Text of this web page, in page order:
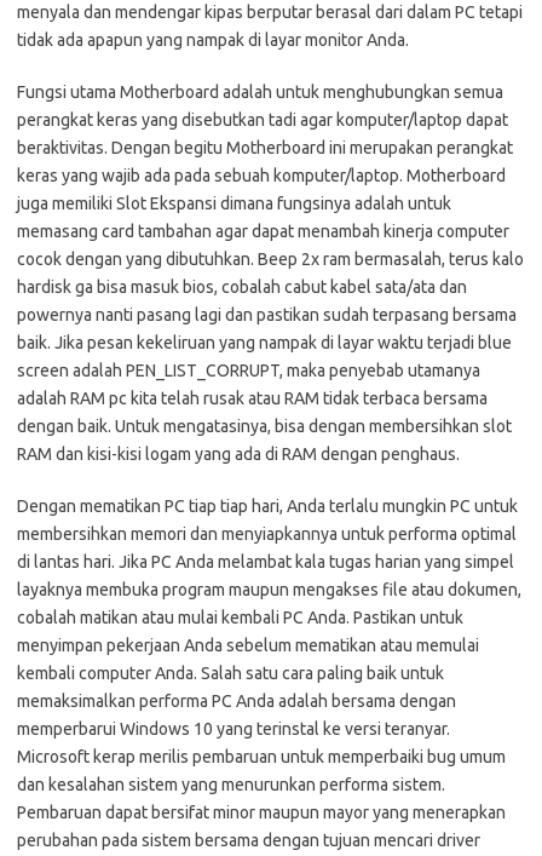
menyala dan mendengar kipas berputar berasal dari dalam PC tetapi
tidak ada apapun yang nampak di layar monitor Anda.
Fungsi utama Motherboard adalah untuk menghubungkan semua
perangkat keras yang disebutkan tadi agar komputer/laptop dapat
beraktivitas. Dengan begitu Motherboard ini merupakan perangkat
keras yang wajib ada pada sebuah komputer/laptop. Motherboard
juga memiliki Slot Ekspansi dimana fungsinya adalah untuk
memasang card tambahan agar dapat menambah kinerja computer
cocok dengan yang dibutuhkan. Beep 2x ram bermasalah, terus kalo
hardisk ga bisa masuk bios, cobalah cabut kabel sata/ata dan
powernya nanti pasang lagi dan pastikan sudah terpasang bersama
baik. Jika pesan kekeliruan yang nampak di layar waktu terjadi blue
screen adalah PEN_LIST_CORRUPT, maka penyebab utamanya
adalah RAM pc kita telah rusak atau RAM tidak terbaca bersama
dengan baik. Untuk mengatasinya, bisa dengan membersihkan slot
RAM dan kisi-kisi logam yang ada di RAM dengan penghaus.
Dengan mematikan PC tiap tiap hari, Anda terlalu mungkin PC untuk
membersihkan memori dan menyiapkannya untuk performa optimal
di lantas hari. Jika PC Anda melambat kala tugas harian yang simpel
layaknya membuka program maupun mengakses file atau dokumen,
cobalah matikan atau mulai kembali PC Anda. Pastikan untuk
menyimpan pekerjaan Anda sebelum mematikan atau memulai
kembali computer Anda. Salah satu cara paling baik untuk
memaksimalkan performa PC Anda adalah bersama dengan
memperbarui Windows 10 yang terinstal ke versi teranyar.
Microsoft kerap merilis pembaruan untuk memperbaiki bug umum
dan kesalahan sistem yang menurunkan performa sistem.
Pembaruan dapat bersifat minor maupun mayor yang menerapkan
perubahan pada sistem bersama dengan tujuan mencari driver